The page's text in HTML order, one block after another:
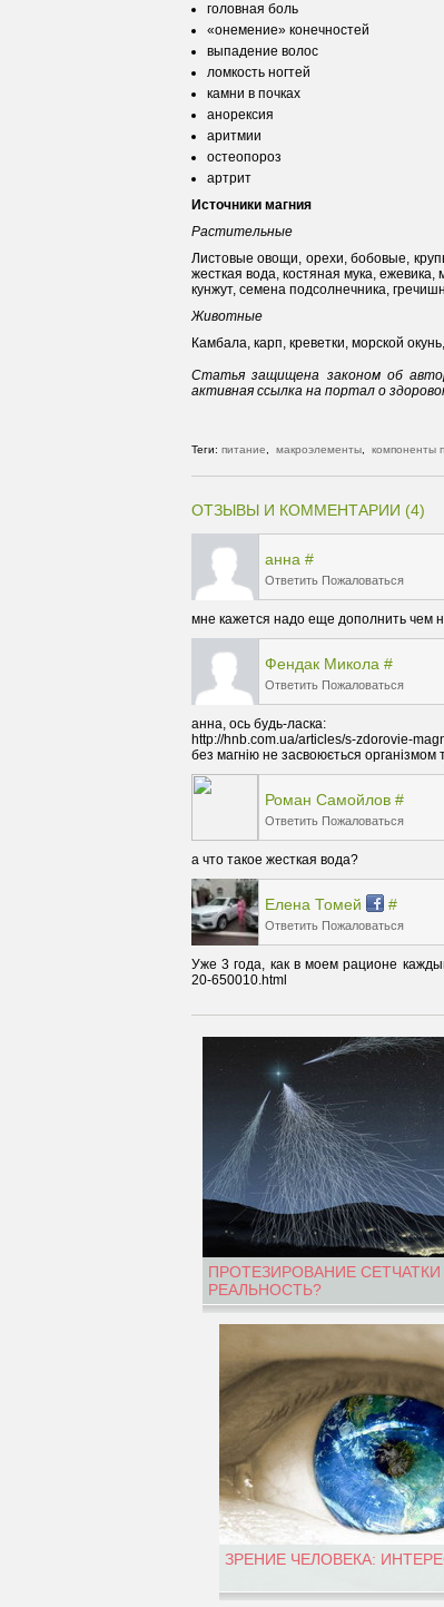
головная боль
«онемение» конечностей
выпадение волос
ломкость ногтей
камни в почках
анорексия
аритмии
остеопороз
артрит
Источники магния
Растительные
Листовые овощи, орехи, бобовые,
жесткая вода, костяная мука,
кунжут, семена подсолнечника,
Животные
Камбала, карп, креветки, морской
Статья защищена законом об
активная ссылка на портал о
Теги: питание макроэлементы компоненты
ОТЗЫВЫ И КОММЕНТАРИИ (4)
анна #
Ответить Пожаловаться
мне кажется надо еще дополнить чем
Фендак Микола #
Ответить Пожаловаться
анна, ось будь-ласка:
http://hnb.com.ua/articles/s-zdorovie-
без магнію не засвоюється організмом
Роман Самойлов #
Ответить Пожаловаться
а что такое жесткая вода?
Елена Томей #
Ответить Пожаловаться
Уже 3 года, как в моем рационе
ПРОТЕЗИРОВАНИЕ СЕТЧАТКИ
РЕАЛЬНОСТЬ?
ЗРЕНИЕ ЧЕЛОВЕКА: